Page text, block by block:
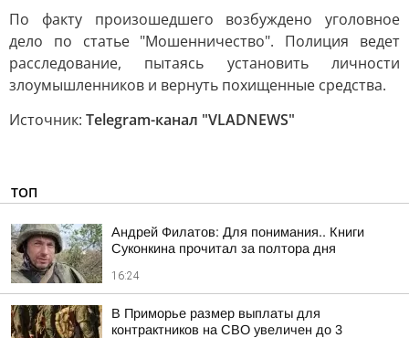
По факту произошедшего возбуждено уголовное
дело по статье "Мошенничество". Полиция ведет
расследование, пытаясь установить личности
злоумышленников и вернуть похищенные средства.
Источник: Telegram-канал "VLADNEWS"
ТОП
Андрей Филатов: Для понимания.. Книги
Суконкина прочитал за полтора дня
16:24
В Приморье размер выплаты для
контрактников на СВО увеличен до 3